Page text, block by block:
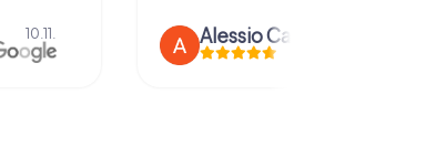
10.11. Alessio Car